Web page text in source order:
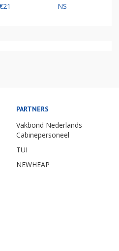
NS
PARTNERS
Vakbond Nederlands
Cabinepersoneel
TUI
NEWHEAP